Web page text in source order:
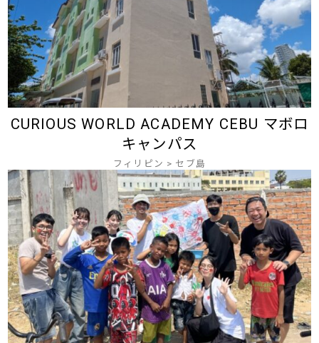
CURIOUS WORLD ACADEMY CEBU マボロ
キャンパス
フィリピン > セブ島